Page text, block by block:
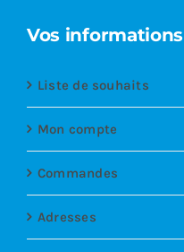
Vos informations
Liste de souhaits
Mon compte
Commandes
Adresses